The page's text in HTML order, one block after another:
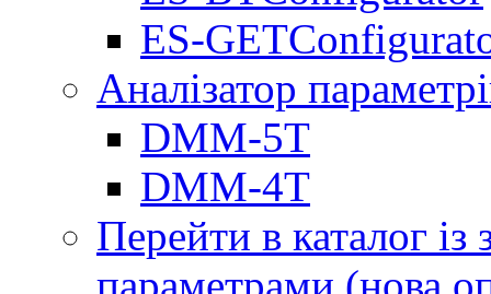
ES-
Аналізатор
DMM-5T
DMM-4T
Перейти в каталог